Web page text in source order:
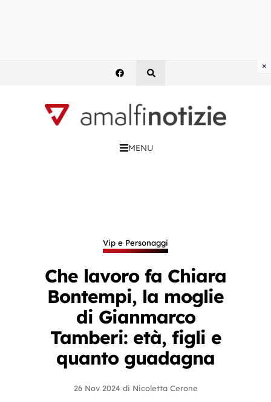
MENU
Vip e Personaggi
Che lavoro fa Chiara
Bontempi, la moglie
di Gianmarco
Tamberi: età, figli e
quanto guadagna
26 Nov 2024 di Nicoletta Cerone
×